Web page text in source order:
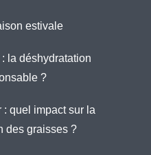
estivale
la déshydratation
?
quel impact sur la
des graisses ?